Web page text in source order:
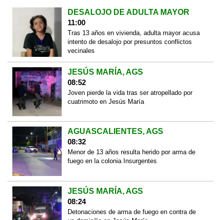
DESALOJO DE ADULTA MAYOR
11:00
Tras 13 años en vivienda, adulta mayor acusa
intento de desalojo por presuntos conflictos
vecinales
JESÚS MARÍA, AGS
08:52
Joven pierde la vida tras ser atropellado por
cuatrimoto en Jesús María
AGUASCALIENTES, AGS
08:32
Menor de 13 años resulta herido por arma de
fuego en la colonia Insurgentes
JESÚS MARÍA, AGS
08:24
Detonaciones de arma de fuego en contra de